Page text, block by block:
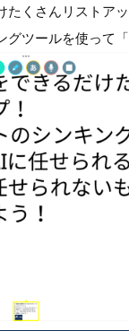
くさんリストアッ
ツールを使って